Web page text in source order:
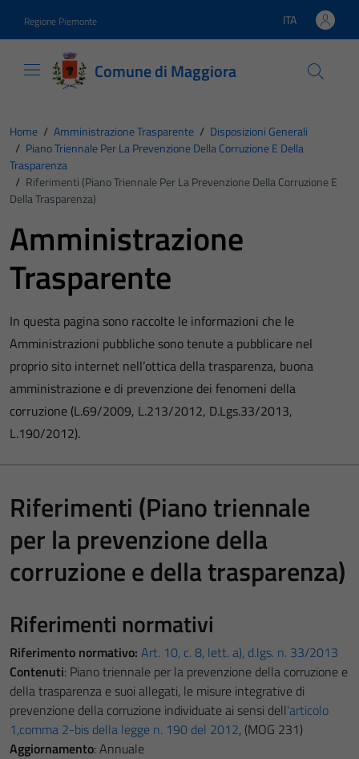
Regione Piemonte Lingua attiva:
ITA
Comune di Maggiora
Home / Amministrazione Trasparente / Disposizioni Generali
/ Piano Triennale Per La Prevenzione Della Corruzione E Della
Trasparenza
/ Riferimenti (Piano Triennale Per La Prevenzione Della Corruzione E
Della Trasparenza)
Amministrazione
Trasparente
In questa pagina sono raccolte le informazioni che le
Amministrazioni pubbliche sono tenute a pubblicare nel
proprio sito internet nell’ottica della trasparenza, buona
amministrazione e di prevenzione dei fenomeni della
corruzione (L.69/2009, L.213/2012, D.Lgs.33/2013,
L.190/2012).
Riferimenti (Piano triennale
per la prevenzione della
corruzione e della trasparenza)
Riferimenti normativi
Riferimento normativo: Art. 10, c. 8, lett. a), d.lgs. n. 33/2013
Contenuti: Piano triennale per la prevenzione della corruzione e
della trasparenza e suoi allegati, le misure integrative di
prevenzione della corruzione individuate ai sensi dell'articolo
1,comma 2-bis della legge n. 190 del 2012, (MOG 231)
Aggiornamento: Annuale